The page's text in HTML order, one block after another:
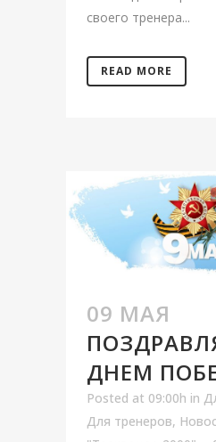
своего тренера...
READ MORE
09 МАЯ
ДНЕМ
Posted at 09:00h in
Для тренеров,